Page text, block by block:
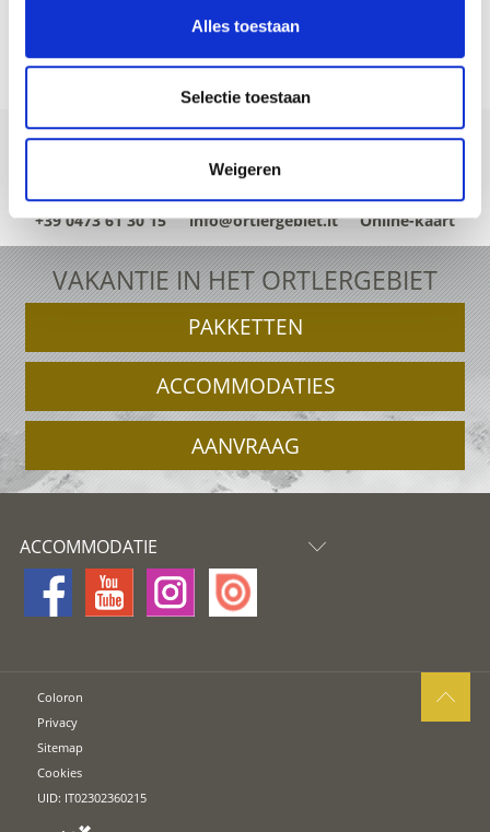
Alles toestaan
Selectie toestaan
Weigeren
+39 0473 61 30 15 info@ortlergebiet.it Online-kaart
VAKANTIE IN HET ORTLERGEBIET
PAKKETTEN
ACCOMMODATIES
AANVRAAG
ACCOMMODATIE
Coloron
Privacy
Sitemap
Cookies
UID: IT02302360215